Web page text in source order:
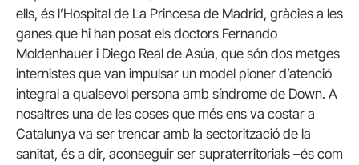
ells, és l’Hospital de La Princesa de Madrid, gràcies a les
ganes que hi han posat els doctors Fernando
Moldenhauer i Diego Real de Asúa, que són dos metges
internistes que van impulsar un model pioner d’atenció
integral a qualsevol persona amb síndrome de Down. A
nosaltres una de les coses que més ens va costar a
Catalunya va ser trencar amb la sectorització de la
sanitat, és a dir, aconseguir ser supraterritorials –és com